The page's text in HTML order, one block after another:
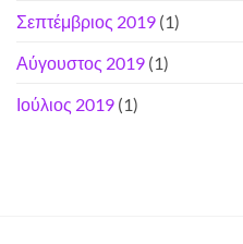
Σεπτέμβριος 2019 (1)
Αύγουστος 2019 (1)
Ιούλιος 2019 (1)